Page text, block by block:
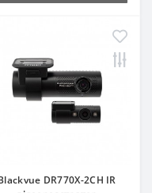
DR770X-2CH IR